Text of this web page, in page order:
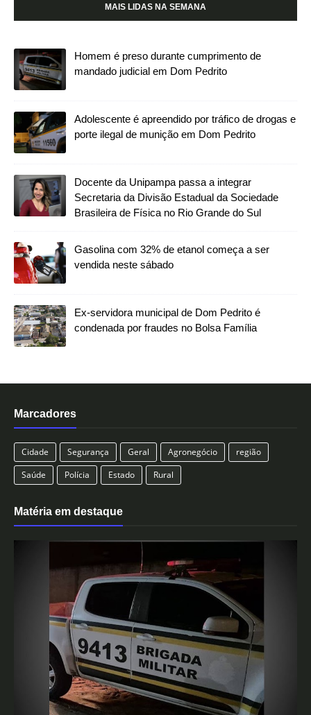
MAIS LIDAS NA SEMANA
Homem é preso durante cumprimento de
mandado judicial em Dom Pedrito
Adolescente é apreendido por tráfico de drogas e
porte ilegal de munição em Dom Pedrito
Docente da Unipampa passa a integrar
Secretaria da Divisão Estadual da Sociedade
Brasileira de Física no Rio Grande do Sul
Gasolina com 32% de etanol começa a ser
vendida neste sábado
Ex-servidora municipal de Dom Pedrito é
condenada por fraudes no Bolsa Família
Marcadores
Cidade Segurança Geral Agronegócio
região
Saúde
Polícia Estado Rural
Matéria em destaque